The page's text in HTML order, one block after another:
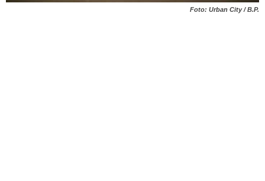
Foto: Urban City / B.P.